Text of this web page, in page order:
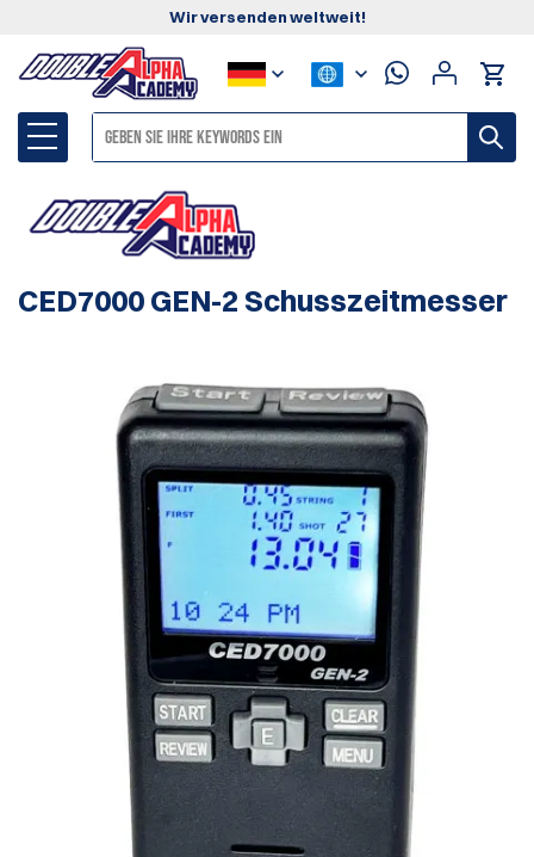
Wir versenden weltweit!
CED7000 GEN-2 Schusszeitmesser